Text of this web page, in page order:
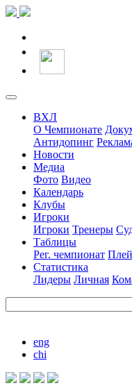
ВХЛ
О Чемпионате
Антидопинг
Новости
Медиа
Фото Видео
Календарь
Клубы
Игроки
Игроки Тренеры
Таблицы
Рег. чемпионат
Статистика
Лидеры Личная
eng
chi